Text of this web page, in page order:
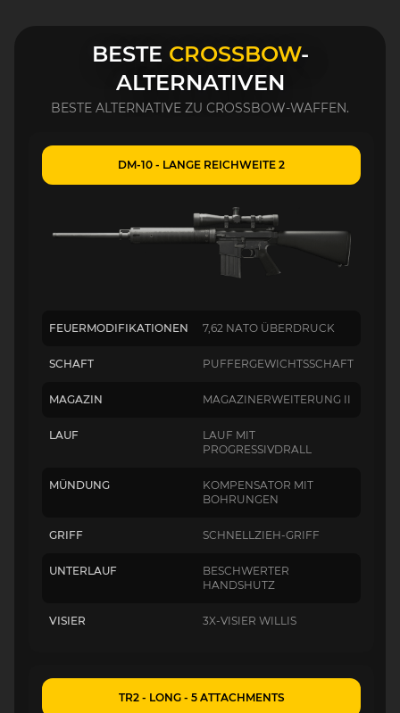
BESTE CROSSBOW-
ALTERNATIVEN
BESTE ALTERNATIVE ZU CROSSBOW-WAFFEN.
DM-10 - LANGE REICHWEITE 2
FEUERMODIFIKATIONEN 7,62 NATO ÜBERDRUCK
SCHAFT PUFFERGEWICHTSSCHAFT
MAGAZIN MAGAZINERWEITERUNG II
LAUF
LAUF MIT
PROGRESSIVDRALL
MÜNDUNG
KOMPENSATOR MIT
BOHRUNGEN
GRIFF SCHNELLZIEH-GRIFF
UNTERLAUF
BESCHWERTER
HANDSHUTZ
VISIER 3X-VISIER WILLIS
TR2 - LONG - 5 ATTACHMENTS